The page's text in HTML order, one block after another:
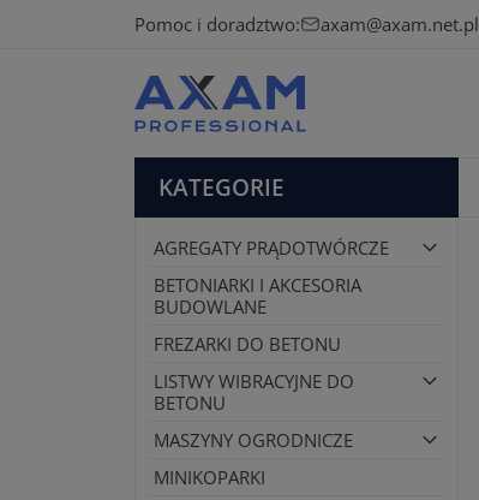
Pomoc i doradztwo: axam@axam.net.pl
KATEGORIE
AGREGATY PRĄDOTWÓRCZE
BETONIARKI I AKCESORIA
BUDOWLANE
FREZARKI DO BETONU
LISTWY WIBRACYJNE DO
BETONU
MASZYNY OGRODNICZE
MINIKOPARKI